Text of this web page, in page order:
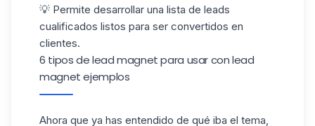
💡 Permite desarrollar una lista de leads
cualificados listos para ser convertidos en
clientes.
6 tipos de lead magnet para usar con lead
magnet ejemplos
Ahora que ya has entendido de qué iba el tema,